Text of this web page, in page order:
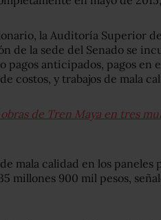
la Auditoría Superior
de la sede del Senado se
pagos anticipados, pagos en
costos, y trabajos de mala
de Tren Maya en tres
mala calidad en los
millones 900 mil pesos,